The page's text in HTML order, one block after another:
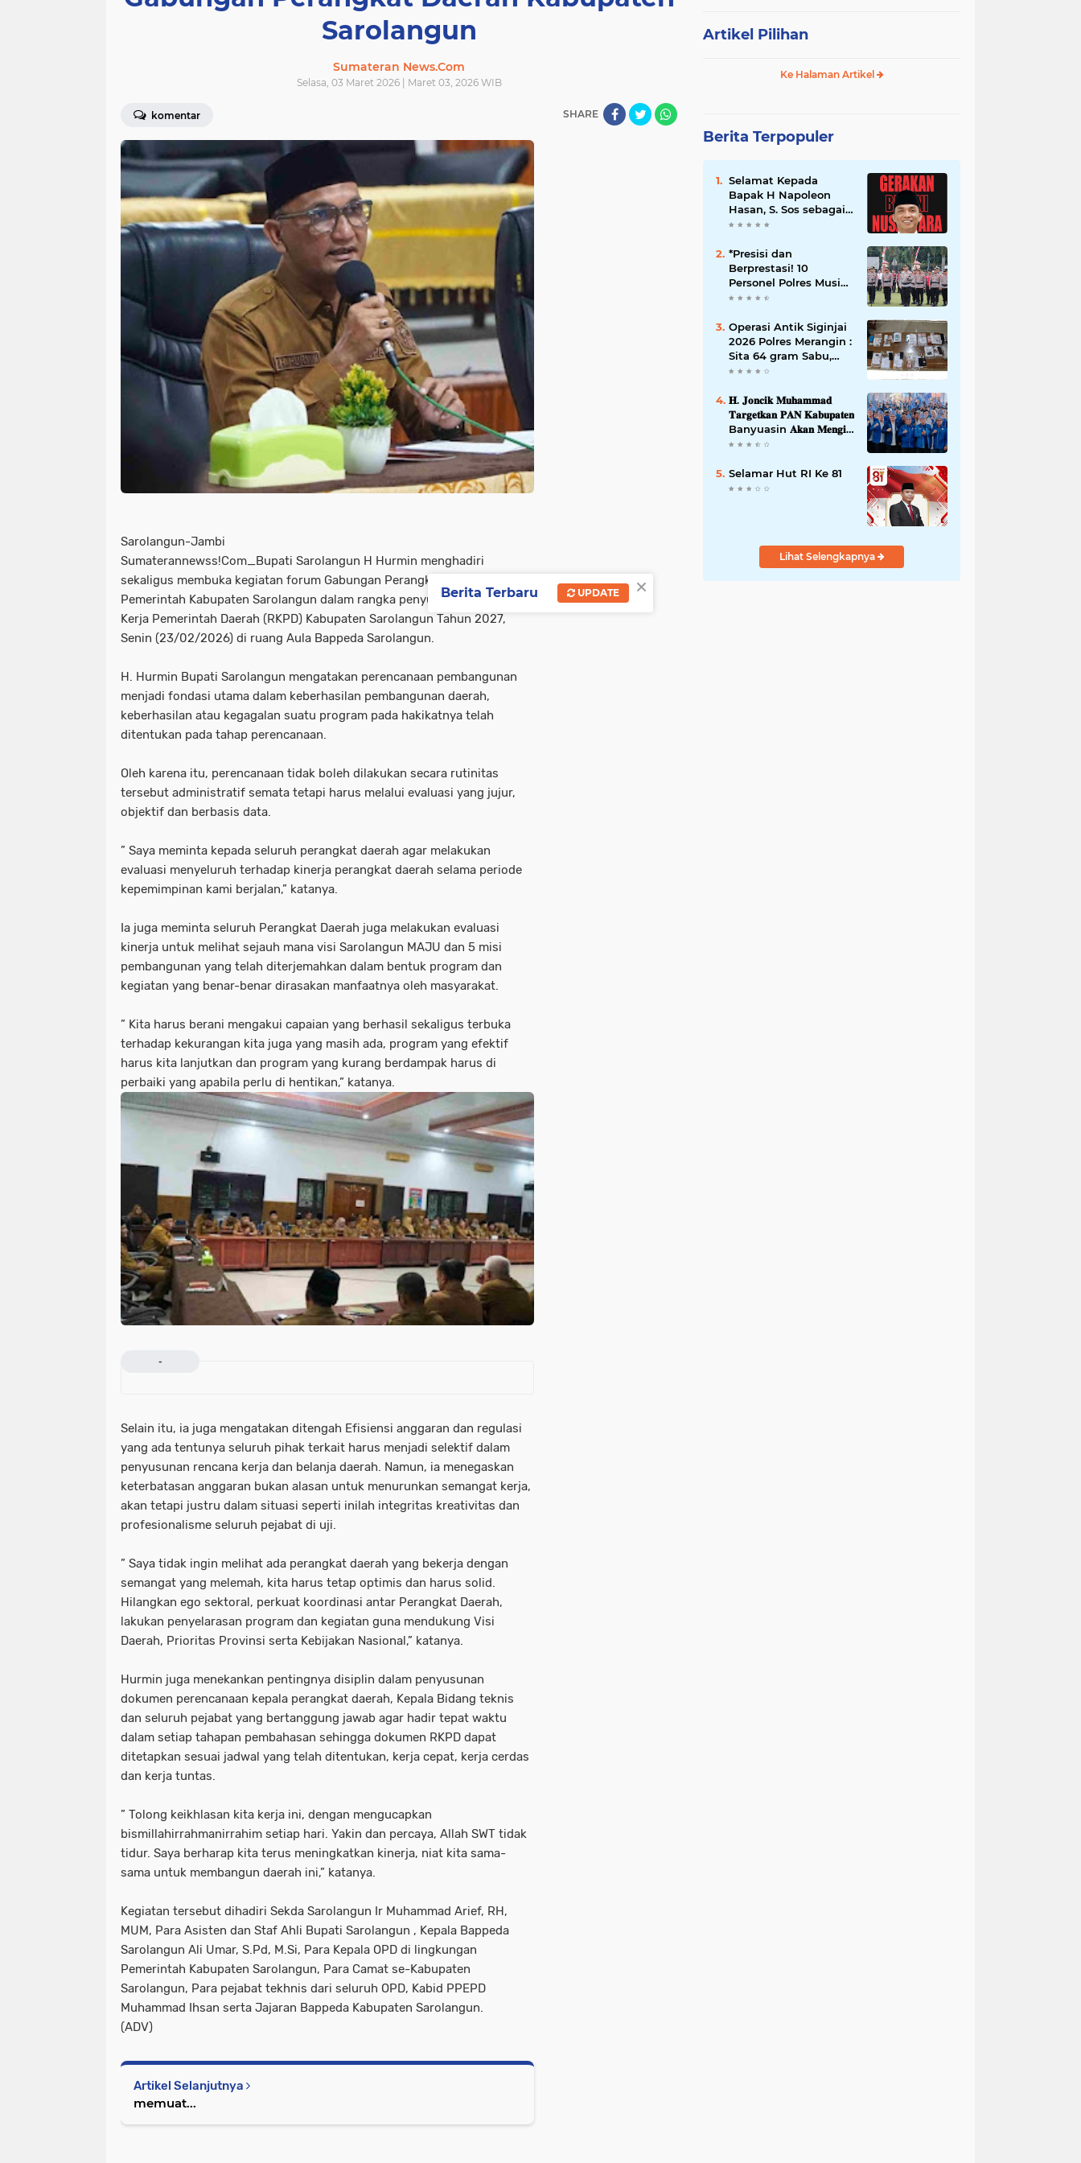
Sarolangun
Sumateran News.Com
Selasa, 03 Maret 2026 | Maret 03, 2026 WIB
komentar SHARE
Sarolangun-Jambi
Sumaterannewss!Com_Bupati Sarolangun H Hurmin menghadiri
sekaligus membuka kegiatan forum Gabungan Perangkat Daerah
Pemerintah Kabupaten Sarolangun dalam rangka penyusunan Rencana
Kerja Pemerintah Daerah (RKPD) Kabupaten Sarolangun Tahun 2027,
Senin (23/02/2026) di ruang Aula Bappeda Sarolangun.
H. Hurmin Bupati Sarolangun mengatakan perencanaan pembangunan
menjadi fondasi utama dalam keberhasilan pembangunan daerah,
keberhasilan atau kegagalan suatu program pada hakikatnya telah
ditentukan pada tahap perencanaan.
Oleh karena itu, perencanaan tidak boleh dilakukan secara rutinitas
tersebut administratif semata tetapi harus melalui evaluasi yang jujur,
objektif dan berbasis data.
” Saya meminta kepada seluruh perangkat daerah agar melakukan
evaluasi menyeluruh terhadap kinerja perangkat daerah selama periode
kepemimpinan kami berjalan,” katanya.
Ia juga meminta seluruh Perangkat Daerah juga melakukan evaluasi
kinerja untuk melihat sejauh mana visi Sarolangun MAJU dan 5 misi
pembangunan yang telah diterjemahkan dalam bentuk program dan
kegiatan yang benar-benar dirasakan manfaatnya oleh masyarakat.
” Kita harus berani mengakui capaian yang berhasil sekaligus terbuka
terhadap kekurangan kita juga yang masih ada, program yang efektif
harus kita lanjutkan dan program yang kurang berdampak harus di
perbaiki yang apabila perlu di hentikan,” katanya.
-
Selain itu, ia juga mengatakan ditengah Efisiensi anggaran dan regulasi
yang ada tentunya seluruh pihak terkait harus menjadi selektif dalam
penyusunan rencana kerja dan belanja daerah. Namun, ia menegaskan
keterbatasan anggaran bukan alasan untuk menurunkan semangat kerja,
akan tetapi justru dalam situasi seperti inilah integritas kreativitas dan
profesionalisme seluruh pejabat di uji.
” Saya tidak ingin melihat ada perangkat daerah yang bekerja dengan
semangat yang melemah, kita harus tetap optimis dan harus solid.
Hilangkan ego sektoral, perkuat koordinasi antar Perangkat Daerah,
lakukan penyelarasan program dan kegiatan guna mendukung Visi
Daerah, Prioritas Provinsi serta Kebijakan Nasional,” katanya.
Hurmin juga menekankan pentingnya disiplin dalam penyusunan
dokumen perencanaan kepala perangkat daerah, Kepala Bidang teknis
dan seluruh pejabat yang bertanggung jawab agar hadir tepat waktu
dalam setiap tahapan pembahasan sehingga dokumen RKPD dapat
ditetapkan sesuai jadwal yang telah ditentukan, kerja cepat, kerja cerdas
dan kerja tuntas.
” Tolong keikhlasan kita kerja ini, dengan mengucapkan
bismillahirrahmanirrahim setiap hari. Yakin dan percaya, Allah SWT tidak
tidur. Saya berharap kita terus meningkatkan kinerja, niat kita sama-
sama untuk membangun daerah ini,” katanya.
Kegiatan tersebut dihadiri Sekda Sarolangun Ir Muhammad Arief, RH,
MUM, Para Asisten dan Staf Ahli Bupati Sarolangun , Kepala Bappeda
Sarolangun Ali Umar, S.Pd, M.Si, Para Kepala OPD di lingkungan
Pemerintah Kabupaten Sarolangun, Para Camat se-Kabupaten
Sarolangun, Para pejabat tekhnis dari seluruh OPD, Kabid PPEPD
Muhammad Ihsan serta Jajaran Bappeda Kabupaten Sarolangun.
(ADV)
Artikel Selanjutnya
memuat...
Artikel Pilihan
Ke Halaman Artikel
Berita Terpopuler
Selamat Kepada
Bapak H Napoleon
Hasan, S. Sos sebagai
Ketua DPD G. BRAN
*Presisi dan
Berprestasi! 10
Personel Polres Musi
Rawas Raih
Bergengsi dari
Kapolda Sumsel*
Operasi Antik Siginjai
2026 Polres Merangin :
Sita 64 gram Sabu,
42,46 gram Ganja, 5
Amankan 21 Orang
Tersangka
𝐇. 𝐉𝐨𝐧𝐜𝐢𝐤 𝐌𝐮𝐡𝐚𝐦𝐦𝐚𝐝
𝐓𝐚𝐫𝐠𝐞𝐭𝐤𝐚𝐧 𝐏𝐀𝐍 𝐊𝐚𝐛𝐮𝐩𝐚𝐭𝐞𝐧
Banyuasin 𝐀𝐤𝐚𝐧 𝐌𝐞𝐧𝐠𝐢𝐬𝐢
𝐊𝐮𝐫𝐬𝐢 𝐃𝐞𝐰𝐚𝐧 𝐃𝐚𝐫𝐢 𝐓𝐢𝐧𝐠𝐤𝐚𝐭
𝐑𝐈
Selamar Hut RI Ke 81
Lihat Selengkapnya
×
Berita Terbaru UPDATE